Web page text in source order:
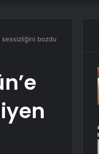
sessizliğini bozdu